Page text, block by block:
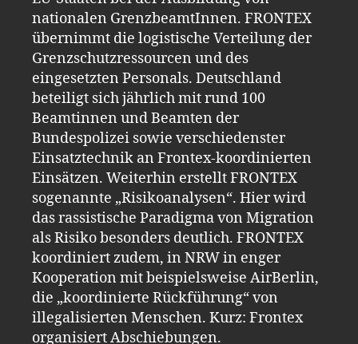
nationalen GrenzbeamtInnen. FRONTEX
übernimmt die logistische Verteilung der
Grenzschutzressourcen und des
eingesetzten Personals. Deutschland
beteiligt sich jährlich mit rund 100
Beamtinnen und Beamten der
Bundespolizei sowie verschiedenster
Einsatztechnik an Frontex-koordinierten
Einsätzen. Weiterhin erstellt FRONTEX
sogenannte „Risikoanalysen“. Hier wird
das rassistische Paradigma von Migration
als Risiko besonders deutlich. FRONTEX
koordiniert zudem, in NRW in enger
Kooperation mit beispielsweise AirBerlin,
die „koordinierte Rückführung“ von
illegalisierten Menschen. Kurz: Frontex
organisiert Abschiebungen.